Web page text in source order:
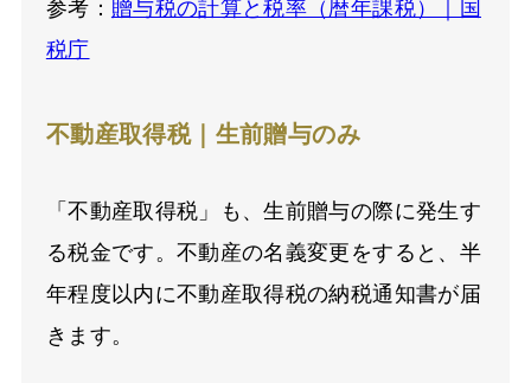
参考： 贈与税の計算と税率（暦年課税）｜国
税庁
不動産取得税｜生前贈与のみ
「不動産取得税」も、生前贈与の際に発生す
る税金です。不動産の名義変更をすると、半
年程度以内に不動産取得税の納税通知書が届
きます。